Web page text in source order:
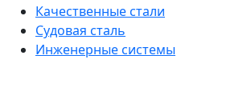
Качественные стали
Судовая сталь
Инженерные системы